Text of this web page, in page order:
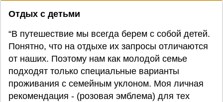
Отдых с детьми
“В путешествие мы всегда берем с собой детей.
Понятно, что на отдыхе их запросы отличаются
от наших. Поэтому нам как молодой семье
подходят только специальные варианты
проживания с семейным уклоном. Моя личная
рекомендация - (розовая эмблема) для тех